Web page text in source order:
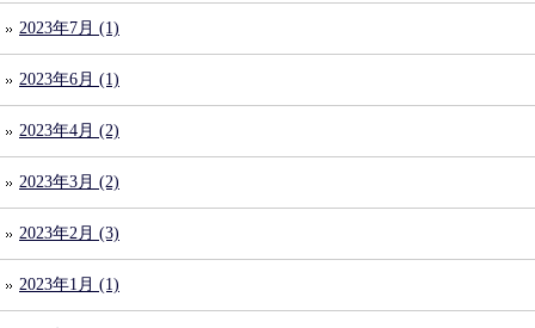
2023年7月 (1)
2023年6月 (1)
2023年4月 (2)
2023年3月 (2)
2023年2月 (3)
2023年1月 (1)